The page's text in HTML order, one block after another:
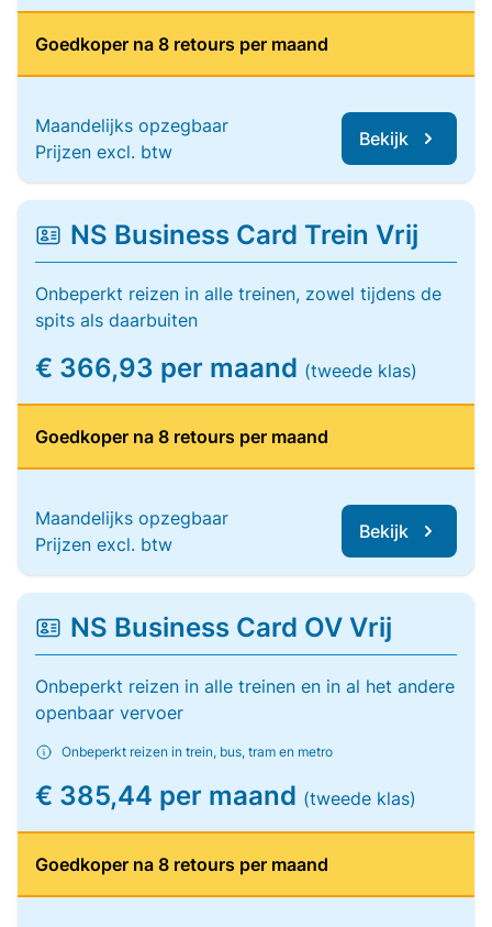
Goedkoper na 8 retours per maand
Maandelijks opzegbaar
Prijzen excl. btw
Bekijk
NS Business Card Trein Vrij
Onbeperkt reizen in alle treinen, zowel tijdens de
spits als daarbuiten
€ 366,93 per maand (tweede klas)
Goedkoper na 8 retours per maand
Maandelijks opzegbaar
Prijzen excl. btw
Bekijk
NS Business Card OV Vrij
Onbeperkt reizen in alle treinen en in al het andere
openbaar vervoer
Onbeperkt reizen in trein, bus, tram en metro
€ 385,44 per maand (tweede klas)
Goedkoper na 8 retours per maand